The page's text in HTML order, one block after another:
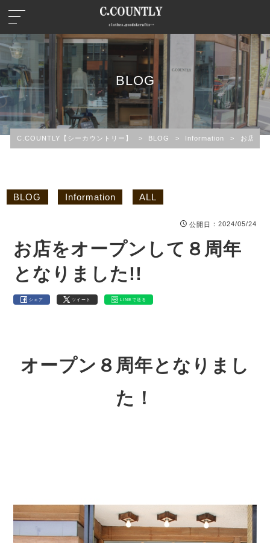
BLOG
C.COUNTLY【シーカウントリー】 > BLOG > Information > お店を
BLOG Information ALL
公開日 ：2024/05/24
お店をオープンして８周年
となりました!!
シェア ツイート LINEで送る
オープン８周年となりまし
た！